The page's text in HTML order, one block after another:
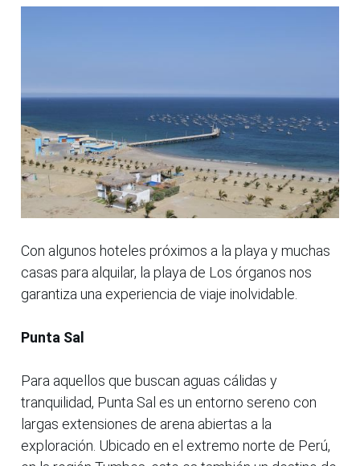
Con algunos hoteles próximos a la playa y muchas
casas para alquilar, la playa de Los órganos nos
garantiza una experiencia de viaje inolvidable.
Punta Sal
Para aquellos que buscan aguas cálidas y
tranquilidad, Punta Sal es un entorno sereno con
largas extensiones de arena abiertas a la
exploración. Ubicado en el extremo norte de Perú,